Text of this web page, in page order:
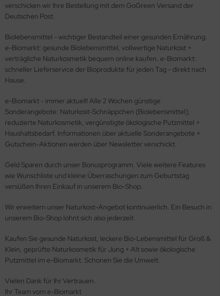
verschicken wir Ihre Bestellung mit dem GoGreen Versand der
Deutschen Post.
Biolebensmittel - wichtiger Bestandteil einer gesunden Ernährung.
e-Biomarkt: gesunde Biolebensmittel, vollwertige Naturkost +
verträgliche Naturkosmetik bequem online kaufen. e-Biomarkt:
schneller Lieferservice der Bioprodukte für jeden Tag - direkt nach
Hause.
e-Biomarkt - immer aktuell! Alle 2 Wochen günstige
Sonderangebote: Naturkost-Schnäppchen (Biolebensmittel),
reduzierte Naturkosmetik, vergünstigte ökologische Putzmittel +
Haushaltsbedarf. Informationen über aktuelle Sonderangebote +
Gutschein-Aktionen werden über Newsletter verschickt.
Geld Sparen durch unser Bonusprogramm. Viele weitere Features
wie Wunschliste und kleine Überraschungen zum Geburtstag
versüßen Ihren Einkauf in unserem Bio-Shop.
Wir erweitern unser Naturkost-Angebot kontinuierlich. Ein Besuch in
unserem Bio-Shop lohnt sich also jederzeit.
Kaufen Sie gesunde Naturkost, leckere Bio-Lebensmittel für Groß &
Klein, geprüfte Naturkosmetik für Jung + Alt sowie ökologische
Putzmittel im e-Biomarkt. Schonen Sie die Umwelt.
Vielen Dank für Ihr Vertrauen.
Ihr Team vom e-Biomarkt